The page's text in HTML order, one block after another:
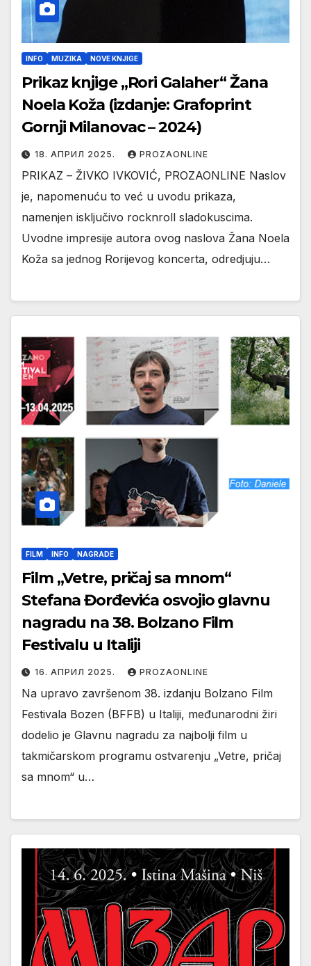
INFO MUZIKA NOVE KNJIGE
Prikaz knjige „Rori Galaher“ Žana
Noela Koža (izdanje: Grafoprint
Gornji Milanovac – 2024)
18. АПРИЛ 2025. PROZAONLINE
PRIKAZ – ŽIVKO IVKOVIĆ, PROZAONLINE Naslov
je, napomenuću to već u uvodu prikaza,
namenjen isključivo rocknroll sladokuscima.
Uvodne impresije autora ovog naslova Žana Noela
Koža sa jednog Rorijevog koncerta, odredjuju…
FILM INFO NAGRADE
Film „Vetre, pričaj sa mnom“
Stefana Đorđevića osvojio glavnu
nagradu na 38. Bolzano Film
Festivalu u Italiji
16. АПРИЛ 2025. PROZAONLINE
Na upravo završenom 38. izdanju Bolzano Film
Festivala Bozen (BFFB) u Italiji, međunarodni žiri
dodelio je Glavnu nagradu za najbolji film u
takmičarskom programu ostvarenju „Vetre, pričaj
sa mnom“ u…